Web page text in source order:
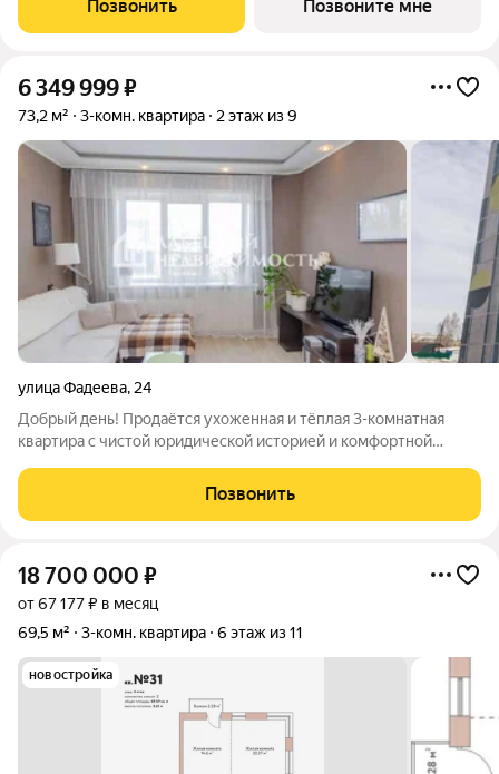
консьержем и мягкой зоной ожидания.
Позвонить Позвоните мне
6 349 999₽
73,2 м² 3-комн. квартира 2 этаж из 9
улица Фадеева, 24
Добрый день! Продаётся ухоженная и тёплая 3-комнатная
квартира с чистой юридической историей и комфортной
юридически сопровождаем Вашу сделку , деятельность
нашего агентства застрахована на 20.000.000 р.
Позвонить
18 700 000 ₽
от 67 177 ₽ в месяц
69,5 м²
3-комн. квартира 6 этаж из 11
новостройка